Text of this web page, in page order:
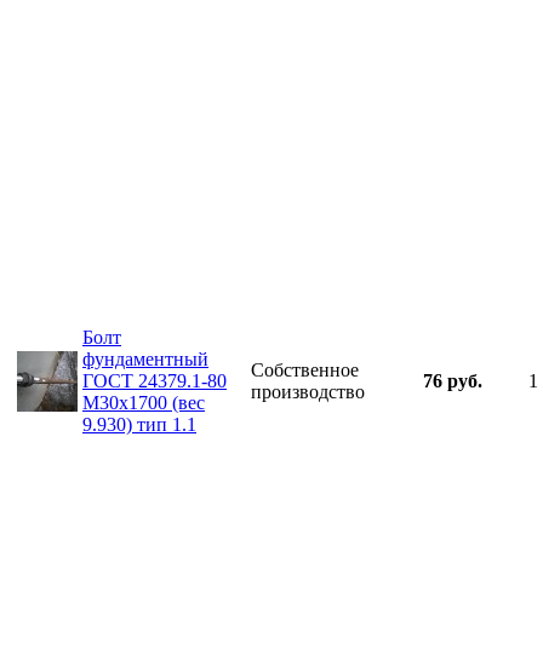
Болт
фундаментный
ГОСТ 24379.1-80
М30х1700 (вес
9.930) тип 1.1
Собственное
производство
76 руб. 1